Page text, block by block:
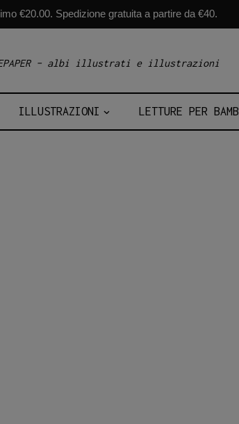
€20.00. Spedizione gratuita a partire da €40.
– albi illustrati e illustrazioni
ILLUSTRAZIONI LETTURE PER